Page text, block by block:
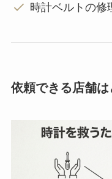
時計ベルトの修
依頼できる店舗は